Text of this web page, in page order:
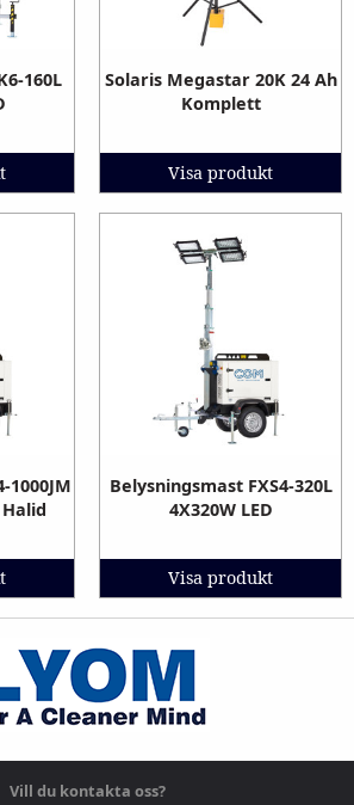
160L
Solaris Megastar 20K 24 Ah
Komplett
Visa produkt
1000JM
Belysningsmast FXS4-320L
4X320W LED
Visa produkt
Vill du kontakta oss?